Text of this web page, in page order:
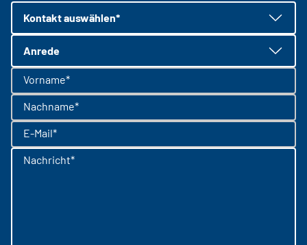
Kontakt auswählen*
Anrede
Vorname*
Nachname*
E-Mail*
Nachricht*